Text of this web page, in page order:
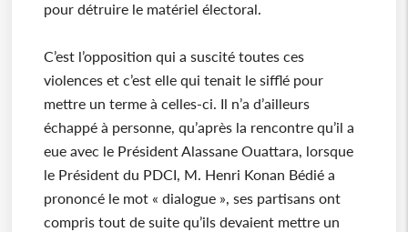
pour détruire le matériel électoral.
C’est l’opposition qui a suscité toutes ces
violences et c’est elle qui tenait le sifflé pour
mettre un terme à celles-ci. Il n’a d’ailleurs
échappé à personne, qu’après la rencontre qu’il a
eue avec le Président Alassane Ouattara, lorsque
le Président du PDCI, M. Henri Konan Bédié a
prononcé le mot « dialogue », ses partisans ont
compris tout de suite qu’ils devaient mettre un